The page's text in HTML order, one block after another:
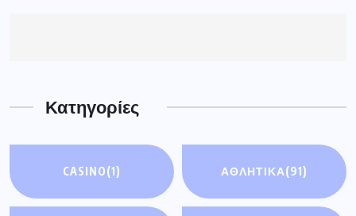
Κατηγορίες
CASINO(1) ΑΘΛΗΤΙΚΆ(91)